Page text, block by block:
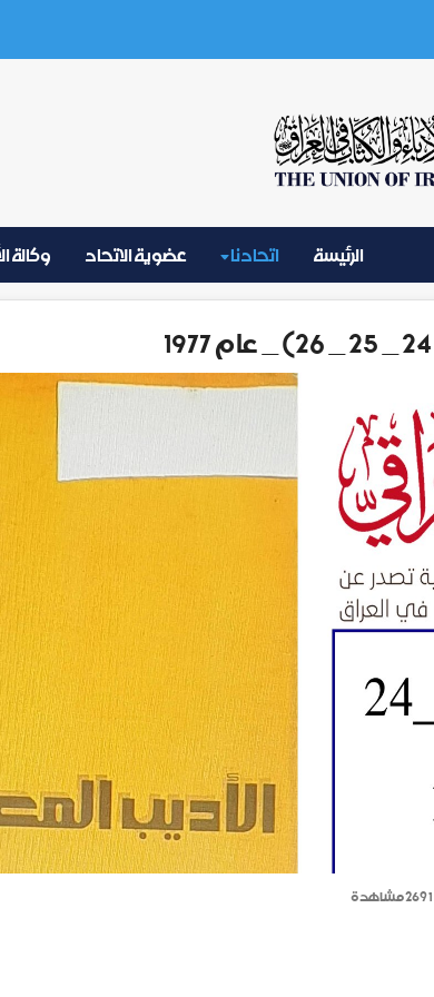
الرئيسة اتحادنا عضوية الاتحاد وكالة
مشاهدة